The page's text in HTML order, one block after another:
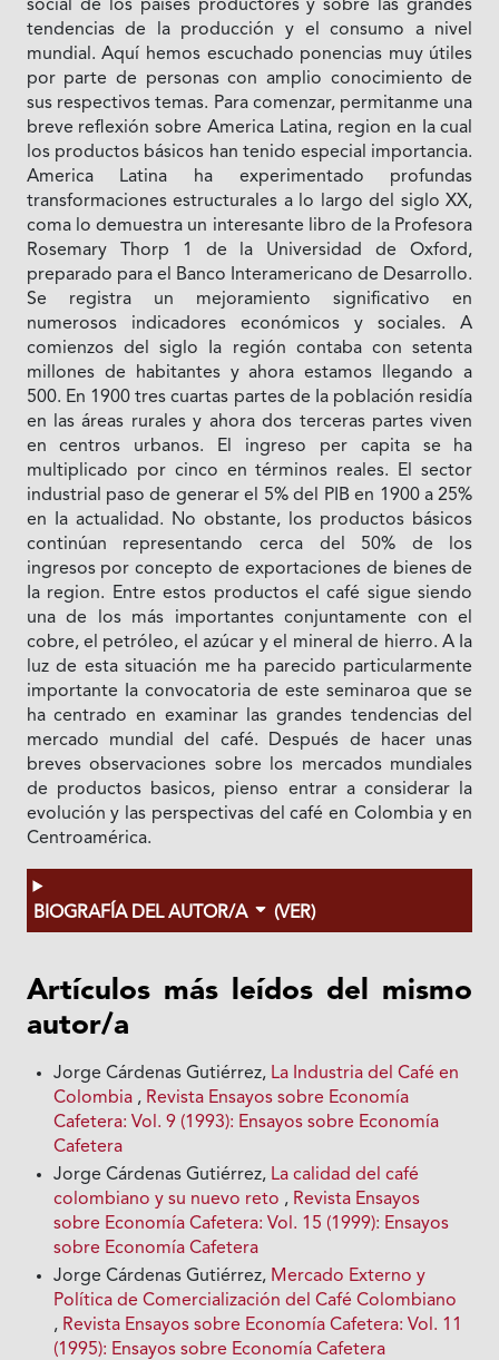
social de los países productores y sobre las grandes
tendencias de la producción y el consumo a nivel
mundial. Aquí hemos escuchado ponencias muy útiles
por parte de personas con amplio conocimiento de
sus respectivos temas. Para comenzar, permitanme una
breve reflexión sobre America Latina, region en Ia cual
los productos básicos han tenido especial importancia.
America Latina ha experimentado profundas
transformaciones estructurales a lo largo del siglo XX,
coma lo demuestra un interesante libro de la Profesora
Rosemary Thorp 1 de la Universidad de Oxford,
preparado para el Banco Interamericano de Desarrollo.
Se registra un mejoramiento significativo en
numerosos indicadores económicos y sociales. A
comienzos del siglo Ia región contaba con setenta
millones de habitantes y ahora estamos llegando a
500. En 1900 tres cuartas partes de Ia población residía
en las áreas rurales y ahora dos terceras partes viven
en centros urbanos. El ingreso per capita se ha
multiplicado por cinco en términos reales. El sector
industrial paso de generar el 5% del PIB en 1900 a 25%
en Ia actualidad. No obstante, los productos básicos
continúan representando cerca del 50% de los
ingresos por concepto de exportaciones de bienes de
Ia region. Entre estos productos el café sigue siendo
una de los más importantes conjuntamente con el
cobre, el petróleo, el azúcar y el mineral de hierro. A Ia
luz de esta situación me ha parecido particularmente
importante Ia convocatoria de este seminaroa que se
ha centrado en examinar las grandes tendencias del
mercado mundial del café. Después de hacer unas
breves observaciones sobre los mercados mundiales
de productos basicos, pienso entrar a considerar la
evolución y las perspectivas del café en Colombia y en
Centroamérica.
BIOGRAFÍA DEL AUTOR/A (VER)
Artículos más leídos del mismo
autor/a
Jorge Cárdenas Gutiérrez, La Industria del Café en
Colombia , Revista Ensayos sobre Economía
Cafetera: Vol. 9 (1993): Ensayos sobre Economía
Cafetera
Jorge Cárdenas Gutiérrez, La calidad del café
colombiano y su nuevo reto , Revista Ensayos
sobre Economía Cafetera: Vol. 15 (1999): Ensayos
sobre Economía Cafetera
Jorge Cárdenas Gutiérrez, Mercado Externo y
Política de Comercialización del Café Colombiano
, Revista Ensayos sobre Economía Cafetera: Vol. 11
(1995): Ensayos sobre Economía Cafetera